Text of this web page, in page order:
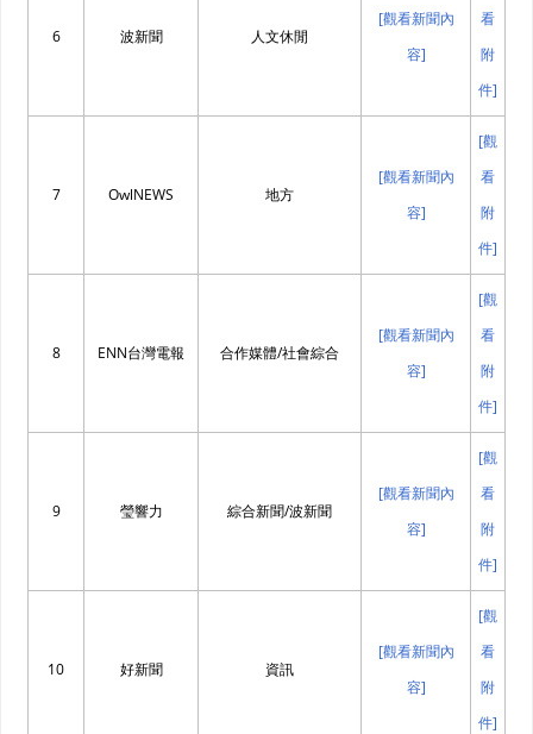
6 波新聞 人文休閒
[觀看新聞內
容]
看
附
件]
7 OwlNEWS 地方
[觀看新聞內
容]
[觀
看
附
件]
8 ENN台灣電報 合作媒體/社會綜合
[觀看新聞內
容]
[觀
看
附
件]
9 瑩響力 綜合新聞/波新聞
[觀看新聞內
容]
[觀
看
附
件]
10 好新聞 資訊
[觀看新聞內
容]
[觀
看
附
件]